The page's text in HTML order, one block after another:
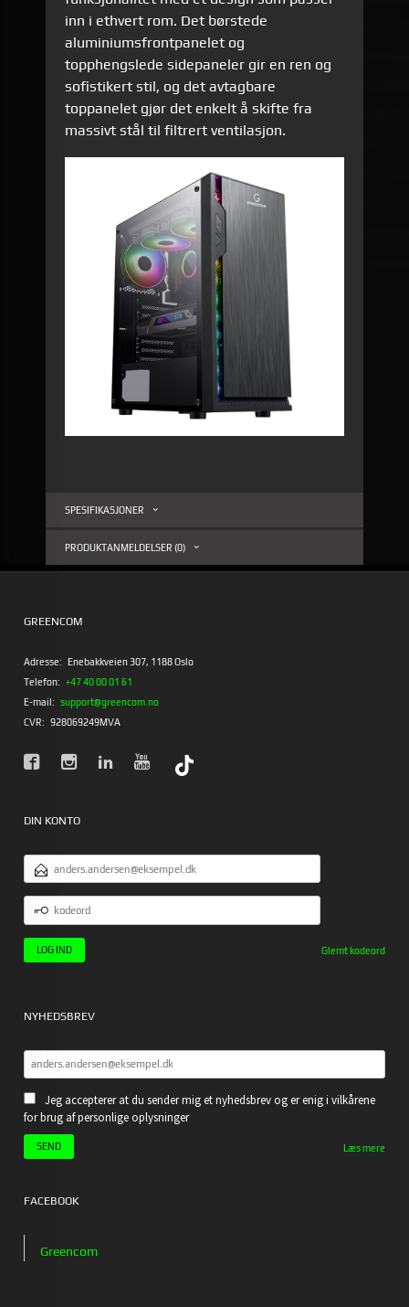
inn i ethvert rom. Det børstede
aluminiumsfrontpanelet og
topphengslede sidepaneler gir en ren og
sofistikert stil, og det avtagbare
toppanelet gjør det enkelt å skifte fra
massivt stål til filtrert ventilasjon.
SPESIFIKASJONER
PRODUKTANMELDELSER (0)
GREENCOM
Adresse: Enebakkveien 307, 1188 Oslo
Telefon: +47 40 00 01 61
E-mail: support@greencom.no
CVR: 928069249MVA
DIN KONTO
EMAILADRESSE
Glemt kodeord
NYHEDSBREV
Jeg accepterer at du sender mig et nyhedsbrev og er enig i vilkårene
for brug af personlige oplysninger
Læs mere
FACEBOOK
Greencom